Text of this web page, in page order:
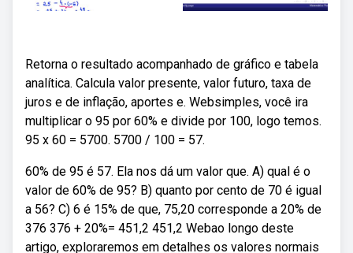
Retorna o resultado acompanhado de gráfico e tabela
analítica. Calcula valor presente, valor futuro, taxa de
juros e de inflação, aportes e. Websimples, você ira
multiplicar o 95 por 60% e divide por 100, logo temos.
95 x 60 = 5700. 5700 / 100 = 57.
60% de 95 é 57. Ela nos dá um valor que. A) qual é o
valor de 60% de 95? B) quanto por cento de 70 é igual
a 56? C) 6 é 15% de que, 75,20 corresponde a 20% de
376 376 + 20%= 451,2 451,2 Webao longo deste
artigo, exploraremos em detalhes os valores normais